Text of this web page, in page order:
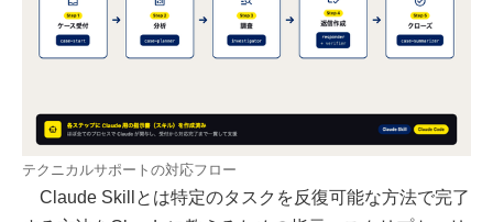
テクニカルサポートの対応フロー
Claude Skillとは特定のタスクを反復可能な方法で完了